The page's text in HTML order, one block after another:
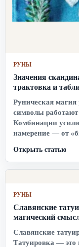
РУНЫ
Значения
трактовка и
Руническая магия
символы работают
Комбинации
намерение — от
Открыть статью
РУНЫ
Славянские
магический
Славянские
Татуировка — это